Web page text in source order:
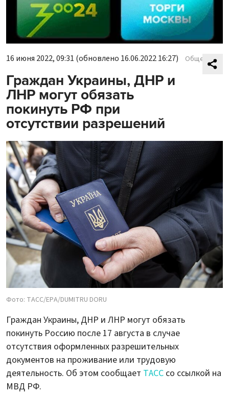
16 июня 2022, 09:31 (обновлено 16.06.2022 16:27) Общество
Граждан Украины, ДНР и
ЛНР могут обязать
покинуть РФ при
отсутствии разрешений
Фото: ТАСС/EPA/DUMITRU DORU
Граждан Украины, ДНР и ЛНР могут обязать
покинуть Россию после 17 августа в случае
отсутствия оформленных разрешительных
документов на проживание или трудовую
деятельность. Об этом сообщает ТАСС со ссылкой на
МВД РФ.